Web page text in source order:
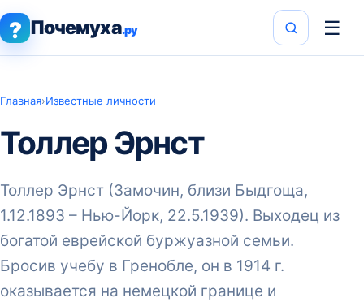
? Почемуха.ру ☰
Главная›Известные личности
Толлер Эрнст
Толлер Эрнст (Замочин, близи Быдгоща,
1.12.1893 – Нью-Йорк, 22.5.1939). Выходец из
богатой еврейской буржуазной семьи.
Бросив учебу в Гренобле, он в 1914 г.
оказывается на немецкой границе и